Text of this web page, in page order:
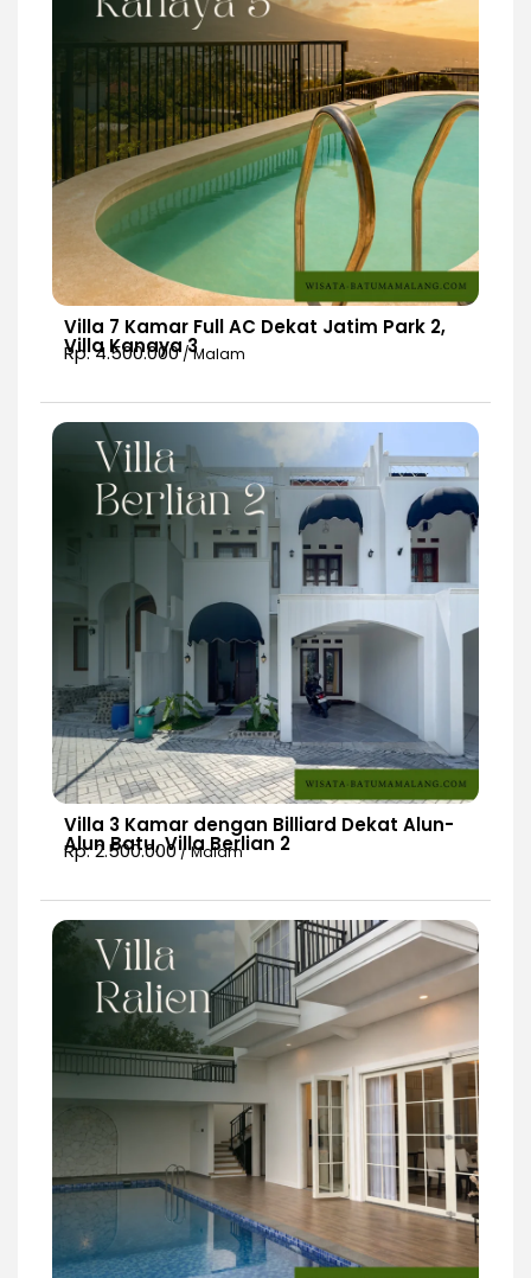
Villa 7 Kamar Full AC Dekat Jatim Park 2,
Villa Kanaya 3
Rp. 4.500.000/ Malam
Villa 3 Kamar dengan Billiard Dekat Alun-
Alun Batu, Villa Berlian 2
Rp. 2.500.000/ Malam